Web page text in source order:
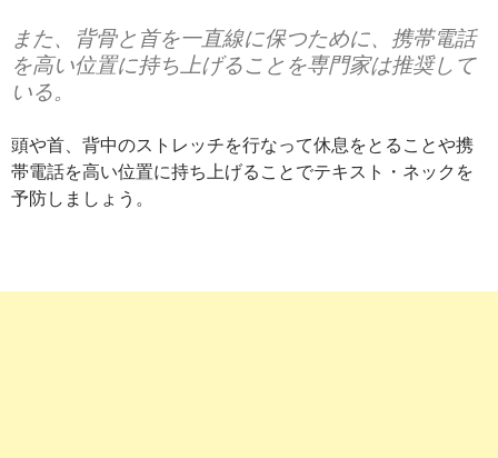
また、背骨と首を一直線に保つために、携帯電話
を高い位置に持ち上げることを専門家は推奨して
いる。
頭や首、背中のストレッチを行なって休息をとることや携
帯電話を高い位置に持ち上げることでテキスト・ネックを
予防しましょう。